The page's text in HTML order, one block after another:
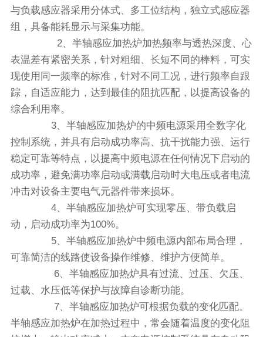
与负载感应器采用分体式、多工位结构，独立式感应器
组，具备能耗显示与采集功能。
2、半轴感应加热炉加热频率与透热深度、心
表温差有紧密关系，针对粗细、长短不同的棒料，可实
现使用同一频率的标准，针对不同工况，进行频率自跟
踪，自适应能力，达到最佳的阻抗匹配，以提高设备的
综合利用率。
3、半轴感应加热炉的中频电源采用全数字化
控制系统，并具有启动成功率高、抗干扰能力强、运行
稳定可靠等特点，以提高中频电源在任何情况下启动的
成功率，避免满功率启动或满载启动时大电压或者电流
冲击对设备主要电气元器件带来损坏。
4、半轴感应加热炉可实现零压、带负载启
动，启动成功率为100%。
5、半轴感应加热炉中频电源内部布局合理，
可靠简洁的线路使设备操作维修、维护方便简单。
6、半轴感应加热炉具有过流、过压、欠压、
过载、水压低等保护与故障自诊断功能。
7、半轴感应加热炉可根据负载的变化匹配。
半轴感应加热炉在加热过程中，常会随着温度的变化阻